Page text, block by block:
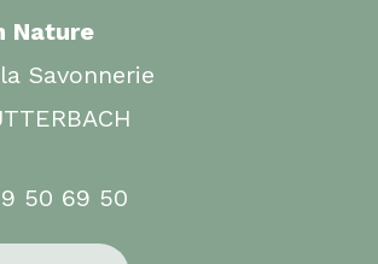
Nature
Savonnerie
50 69 50